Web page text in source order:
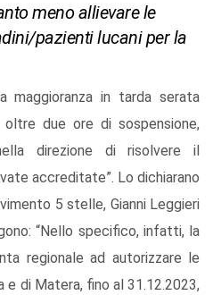
meno allievare le
pazienti lucani per la
maggioranza in tarda serata
oltre due ore di sospensione,
direzione di risolvere il
accreditate”. Lo dichiarano
5 stelle, Gianni Leggieri
“Nello specifico, infatti, la
regionale ad autorizzare le
e di Matera, fino al 31.12.2023,